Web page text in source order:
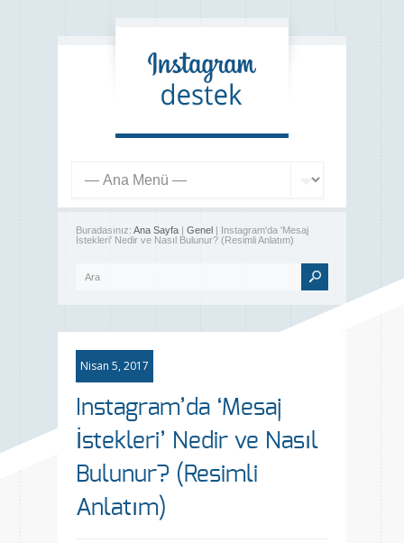
Buradasınız: Ana Sayfa | Genel | Instagram'da 'Mesaj
İstekleri' Nedir ve Nasıl Bulunur? (Resimli Anlatım)
Nisan 5, 2017
Instagram’da ‘Mesaj
İstekleri’ Nedir ve Nasıl
Bulunur? (Resimli
Anlatım)